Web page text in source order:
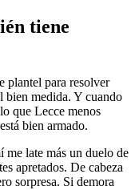
tiene
plantel para resolver
bien medida. Y cuando
que Lecce menos
bien armado.
late más un duelo de
apretados. De cabeza
sorpresa. Si demora